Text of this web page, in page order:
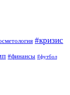
#кризис
#финансы #футбол